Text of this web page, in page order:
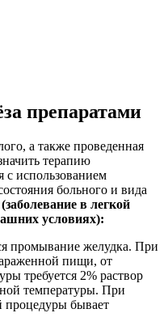
препаратами
а также проведенная
терапию
с использованием
больного и вида
в легкой
условиях):
промывание желудка. При
пищи, от
требуется 2% раствор
температуры. При
процедуры бывает